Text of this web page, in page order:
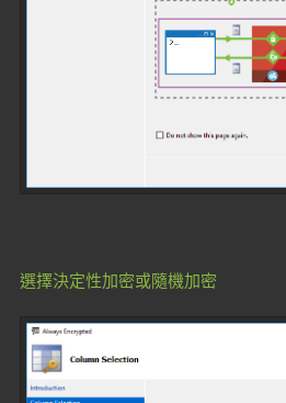
選擇決定性加密或隨機加密